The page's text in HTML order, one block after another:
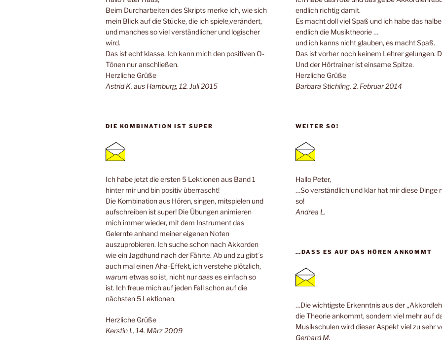
Beim Durcharbeiten des Skripts merke ich, wie sich
mein Blick auf die Stücke, die ich spiele,verändert,
und manches so viel verständlicher und logischer
wird.
Das ist echt klasse. Ich kann mich den positiven O-
Tönen nur anschließen.
Herzliche Grüße
Astrid K. aus Hamburg, 12. Juli 2015
DIE KOMBINATION IST SUPER
Ich habe jetzt die ersten 5 Lektionen aus Band 1
hinter mir und bin positiv überrascht!
Die Kombination aus Hören, singen, mitspielen und
aufschreiben ist super! Die Übungen animieren
mich immer wieder, mit dem Instrument das
Gelernte anhand meiner eigenen Noten
auszuprobieren. Ich suche schon nach Akkorden
wie ein Jagdhund nach der Fährte. Ab und zu gibt´s
auch mal einen Aha-Effekt, ich verstehe plötzlich,
warum etwas so ist, nicht nurdasses einfach so
ist. Ich freue mich auf jeden Fall schon auf die
nächsten 5 Lektionen.
Herzliche Grüße
Kerstin I., 14. März 2009
endlich richtig damit.
Es macht doll viel Spaß und ich habe das
endlich die Musiktheorie …
und ich kanns nicht glauben, es macht Spaß.
Das ist vorher noch keinem Lehrer gelungen.
Und der Hörtrainer ist einsame Spitze.
Herzliche Grüße
Barbara Stichling, 2. Februar 2014
WEITER SO!
Hallo Peter,
…So verständlich und klar hat mir diese Dinge
so!
Andrea L.
…DASS ES AUF DAS HÖREN ANKOMMT
…Die wichtigste Erkenntnis aus der
die Theorie ankommt, sondern viel mehr auf
Musikschulen wird dieser Aspekt viel zu sehr
Gerhard M.